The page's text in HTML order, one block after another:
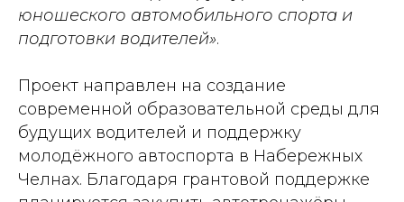
юношеского автомобильного спорта и
подготовки водителей».
Проект направлен на создание
современной образовательной среды для
будущих водителей и поддержку
молодёжного автоспорта в Набережных
Челнах. Благодаря грантовой поддержке